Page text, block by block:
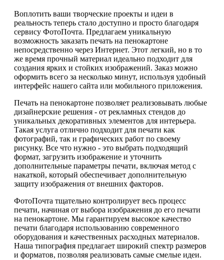
Воплотить ваши творческие проекты и идеи в
реальность теперь стало доступно и просто благодаря
сервису ФотоПочта. Предлагаем уникальную
возможность заказать печать на пенокартоне
непосредственно через Интернет. Этот легкий, но в то
же время прочный материал идеально подходит для
создания ярких и стойких изображений. Заказ можно
оформить всего за несколько минут, используя удобный
интерфейс нашего сайта или мобильного приложения.
Печать на пенокартоне позволяет реализовывать любые
дизайнерские решения - от рекламных стендов до
уникальных декоративных элементов для интерьера.
Такая услуга отлично подходит для печати как
фотографий, так и графических работ по своему
рисунку. Все что нужно - это выбрать подходящий
формат, загрузить изображение и уточнить
дополнительные параметры печати, включая метод с
накаткой, который обеспечивает дополнительную
защиту изображения от внешних факторов.
ФотоПочта тщательно контролирует весь процесс
печати, начиная от выбора изображения до его печати
на пенокартоне. Мы гарантируем высокое качество
печати благодаря использованию современного
оборудования и качественных расходных материалов.
Наша типография предлагает широкий спектр размеров
и форматов, позволяя реализовать самые смелые идеи.